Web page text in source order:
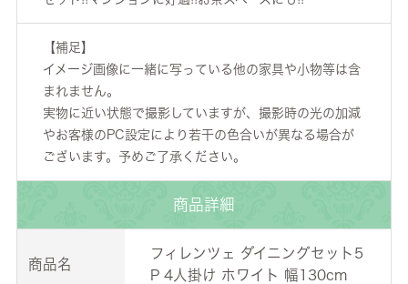
【補足】
イメージ画像に一緒に写っている他の家具や小物等は含
まれません。
実物に近い状態で撮影していますが、撮影時の光の加減
やお客様のPC設定により若干の色合いが異なる場合が
ございます。予めご了承ください。
商品詳細
商品名
フィレンツェ ダイニングセット5
P 4人掛け ホワイト 幅130cm